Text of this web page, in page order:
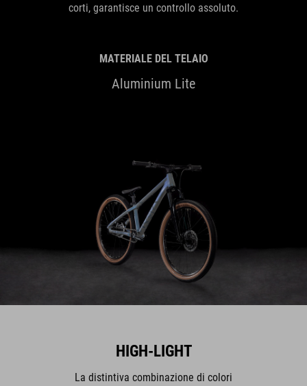
corti, garantisce un controllo assoluto.
MATERIALE DEL TELAIO
Aluminium Lite
HIGH-LIGHT
La distintiva combinazione di colori